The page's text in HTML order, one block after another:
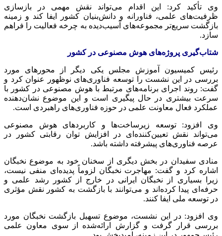
وی تأکید کرد: این اقدام می‌تواند نقش مهمی در بازسازی
ظرفیت‌های علمی، فناورانه و دانش‌بنیان کشور ایفا کند و زمینه
بازگشت سریع‌تر مجموعه‌های آسیب‌دیده به چرخه فعالیت را فراهم
سازد.
شتاب‌گیری پروژه‌های هوش مصنوعی در کشور
رئیس کمیسیون آموزش مجلس یکی دیگر از محورهای مورد
بررسی در این نشست را توسعه فناوری‌های نوظهور عنوان کرد و
گفت: روند اجرای برنامه‌های مرتبط با هوش مصنوعی در کشور با
سرعت بیشتری در حال پیگیری است و این موضوع نشان‌دهنده
عملکرد فعال معاونت علمی در حوزه فناوری‌های راهبردی است.
وی افزود: توسعه زیرساخت‌ها و کاربردهای هوش مصنوعی
می‌تواند نقش تعیین‌کننده‌ای در افزایش توان رقابتی کشور در
عرصه فناوری‌های پیشرفته داشته باشد.
منادی سفیدان در بخش دیگری از سخنان خود به موضوع نخبگان
اشاره کرد و گفت: مهاجرت نخبگان لزوماً پدیده‌ای منفی نیست،
زیرا بسیاری از نخبگان ایرانی در خارج از کشور رشد علمی و
حرفه‌ای پیدا کرده‌اند و می‌توانند با بازگشت به کشور نقش مؤثری
در توسعه ملی ایفا کنند.
وی افزود: در این نشست، موضوع تسهیل بازگشت نخبگان مورد
بررسی قرار گرفت و گزارش ارائه‌شده از سوی معاون علمی